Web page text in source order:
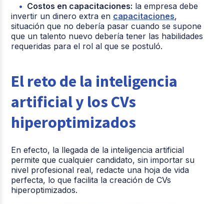
Costos en capacitaciones: la empresa debe
invertir un dinero extra en capacitaciones,
situación que no debería pasar cuando se supone
que un talento nuevo debería tener las habilidades
requeridas para el rol al que se postuló.
El reto de la inteligencia
artificial y los CVs
hiperoptimizados
En efecto, la llegada de la inteligencia artificial
permite que cualquier candidato, sin importar su
nivel profesional real, redacte una hoja de vida
perfecta, lo que facilita la creación de CVs
hiperoptimizados.